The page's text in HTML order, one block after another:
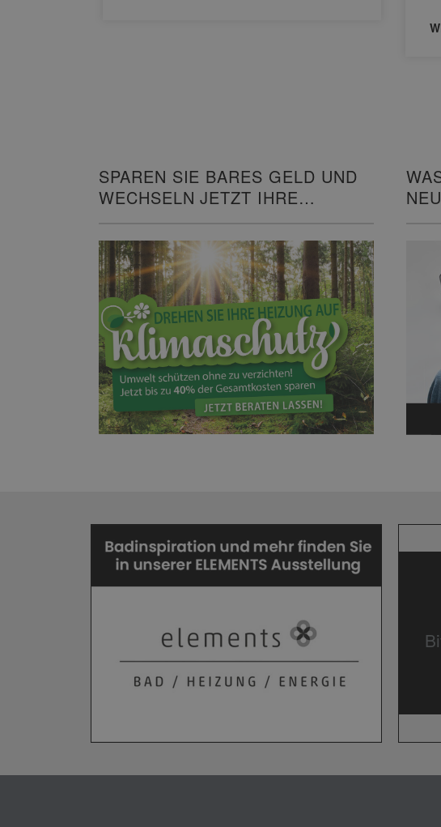
SPAREN SIE BARES GELD UND
WECHSELN JETZT IHRE